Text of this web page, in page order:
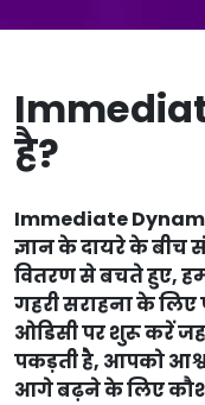
है?
Immediate
ज्ञान के दायरे के बीच
वितरण से बचते हुए,
गहरी सराहना के
ओडिसी पर शुरू करें
पकड़ती है, आपको
आगे बढ़ने के लिए